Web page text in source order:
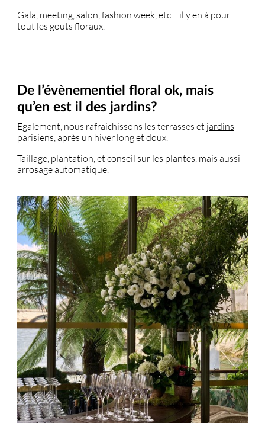
Gala, meeting, salon, fashion week, etc… il y en à pour
tout les gouts floraux.
De l’évènementiel floral ok, mais
qu’en est il des jardins?
Egalement, nous rafraichissons les terrasses et jardins
parisiens, après un hiver long et doux.
Taillage, plantation, et conseil sur les plantes, mais aussi
arrosage automatique.